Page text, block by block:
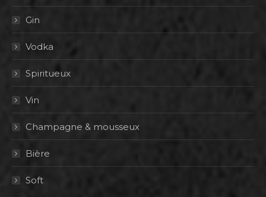
Gin
Vodka
Spiritueux
Vin
Champagne & mousseux
Bière
Soft